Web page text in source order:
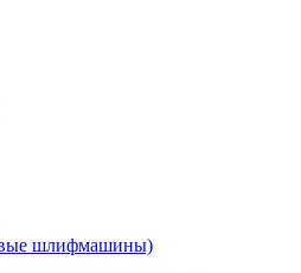
шлифмашины)